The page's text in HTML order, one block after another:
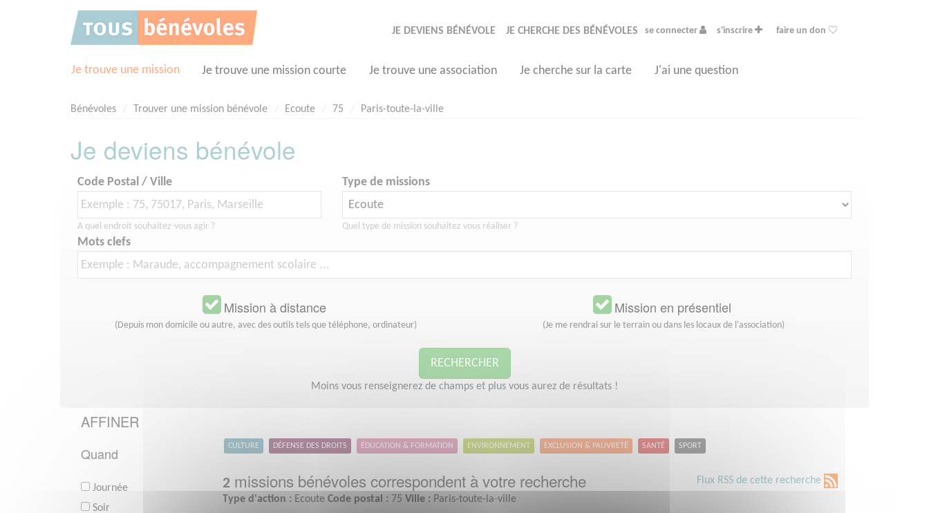
JE DEVIENS BÉNÉVOLE JE CHERCHE DES BÉNÉVOLES se connecter s'inscrire faire un don
Je trouve une mission Je trouve une mission courte Je trouve une association Je cherche sur la carte J'ai une question
Bénévoles Trouver une mission bénévole Ecoute 75 Paris-toute-la-ville
Je deviens bénévole
Code Postal / Ville
A quel endroit souhaitez-vous agir ?
Type de missions
Quel type de mission souhaitez vous réaliser ?
Mots clefs
Mission à distance
(Depuis mon domicile ou autre, avec des outils tels que téléphone, ordinateur)
Mission en présentiel
(Je me rendrai sur le terrain ou dans les locaux de l'association)
RECHERCHER
Moins vous renseignerez de champs et plus vous aurez de résultats !
AFFINER
Quand
Journée
Soir
CULTURE DÉFENSE DES DROITS ÉDUCATION & FORMATION ENVIRONNEMENT EXCLUSION & PAUVRETÉ SANTÉ SPORT
Flux RSS de cette recherche
2 missions bénévoles correspondent à votre recherche
Type d'action : Ecoute Code postal : 75 Ville : Paris-toute-la-ville